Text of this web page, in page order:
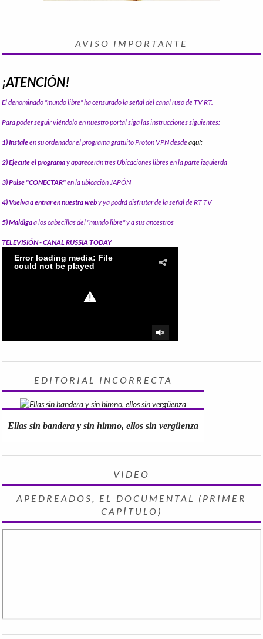
AVISO IMPORTANTE
¡ATENCIÓN!
El denominado "mundo libre" ha censurado la señal del canal ruso de TV RT.
Para poder seguir viéndolo en nuestro portal siga las instrucciones siguientes:
1) Instaleen su ordenador el programa gratuito Proton VPN desdeaquí:
2) Ejecute el programay aparecerán tres Ubicaciones libres en la parte izquierda
3) Pulse "CONECTAR"en la ubicación JAPÓN
4) Vuelva a entrar en nuestra weby ya podrá disfrutar de la señal de RT TV
5) Maldigaa los cabecillas del "mundo libre" y a sus ancestros
TELEVISIÓN - CANAL RUSSIA TODAY
EDITORIAL INCORRECTA
Ellas sin bandera y sin himno, ellos sin vergüenza
VIDEO
APEDREADOS, EL DOCUMENTAL (PRIMER
CAPÍTULO)